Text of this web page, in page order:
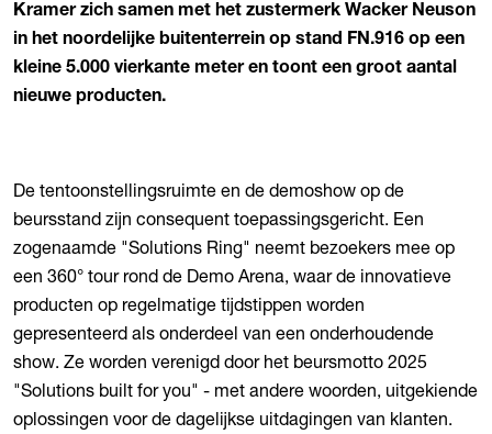
Kramer zich samen met het zustermerk Wacker Neuson
in het noordelijke buitenterrein op stand FN.916 op een
kleine 5.000 vierkante meter en toont een groot aantal
nieuwe producten.
De tentoonstellingsruimte en de demoshow op de
beursstand zijn consequent toepassingsgericht. Een
zogenaamde "Solutions Ring" neemt bezoekers mee op
een 360° tour rond de Demo Arena, waar de innovatieve
producten op regelmatige tijdstippen worden
gepresenteerd als onderdeel van een onderhoudende
show. Ze worden verenigd door het beursmotto 2025
"Solutions built for you" - met andere woorden, uitgekiende
oplossingen voor de dagelijkse uitdagingen van klanten.